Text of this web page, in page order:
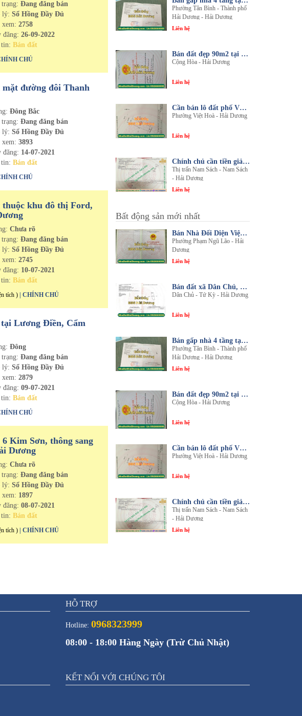
trạng:Đang đăng bán
lý: Sổ Hồng Đầy Đủ
xem:2758
đăng:26-09-2022
tin:Bán đất
CHỦ
đường đôi Thanh
Đông Bắc
trạng:Đang đăng bán
lý: Sổ Hồng Đầy Đủ
xem:3893
đăng: 14-07-2021
tin:Bán đất
CHỦ
khu đô thị Ford,
Chưa rõ
trạng:Đang đăng bán
lý: Sổ Hồng Đầy Đủ
xem:2745
đăng: 10-07-2021
tin:Bán đất
tích ) | CHÍNH CHỦ
Lương Điền, Cẩm
Đông
trạng:Đang đăng bán
lý: Sổ Hồng Đầy Đủ
xem:2879
đăng:09-07-2021
tin:Bán đất
CHỦ
Kim Sơn, thông sang
Dương
Chưa rõ
trạng:Đang đăng bán
lý: Sổ Hồng Đầy Đủ
1897
đăng:08-07-2021
tin:Bán đất
tích ) | CHÍNH CHỦ
Phường Tân Bình - Thành phố
Hải Dương - Hải Dương
Liên hệ
Bán đất đẹp 90m2 tại thôn An Điền, xã Cộng Hòa, huyện Nam Sách, tỉnh Hải Dương
Cộng Hòa - Hải Dương
Liên hệ
Cần bán lô đất phố Văn, phường Việt Hòa, thành phố Hải Dương
Phường Việt Hoà - Hải Dương
Liên hệ
Chính chủ cần tiền giải quyết công việc bán gấp 1 trong 3 lô đất sổ đỏ chính chủ
Thị trấn Nam Sách - Nam Sách
- Hải Dương
Liên hệ
Bất động sản mới nhất
Bán Nhà Đối Diện Viện Đa Khoa Hải Dương - Nội Thất Sang Trọng, Tiện Nghi
Phường Phạm Ngũ Lão - Hải
Dương
Liên hệ
Bán đất xã Dân Chủ, Tứ Kỳ, Hải Dương - Diện tích 214m2 - Mặt tiền 8.5m - nhadathaiduong.com
Dân Chủ - Tứ Kỳ - Hải Dương
Liên hệ
Bán gấp nhà 4 tầng tại khu đô thị An Phú 2 - Nội thất gỗ lim sang trọng
Phường Tân Bình - Thành phố
Hải Dương - Hải Dương
Liên hệ
Bán đất đẹp 90m2 tại thôn An Điền, xã Cộng Hòa, huyện Nam Sách, tỉnh Hải Dương
Cộng Hòa - Hải Dương
Liên hệ
Cần bán lô đất phố Văn, phường Việt Hòa, thành phố Hải Dương
Phường Việt Hoà - Hải Dương
Liên hệ
Chính chủ cần tiền giải quyết công việc bán gấp 1 trong 3 lô đất sổ đỏ chính chủ
Thị trấn Nam Sách - Nam Sách
- Hải Dương
Liên hệ
HỖ TRỢ
Hotline: 0968323999
08:00 - 18:00 Hàng Ngày (Trừ Chủ Nhật)
KẾT NỐI VỚI CHÚNG TÔI